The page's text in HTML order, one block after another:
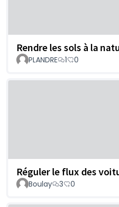
Rendre les sols à la
PLANDRE 1 0
Réguler le flux des
Boulay 3 0